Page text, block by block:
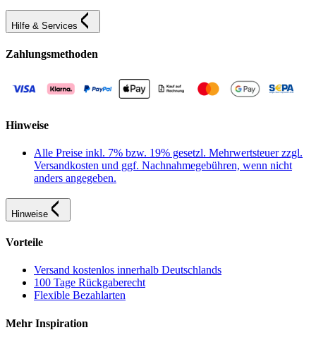
Hilfe & Services
Zahlungsmethoden
Hinweise
Alle Preise inkl. 7% bzw. 19% gesetzl. Mehrwertsteuer zzgl.
Versandkosten und ggf. Nachnahmegebühren, wenn nicht
anders angegeben.
Hinweise
Vorteile
Versand kostenlos innerhalb Deutschlands
100 Tage Rückgaberecht
Flexible Bezahlarten
Mehr Inspiration